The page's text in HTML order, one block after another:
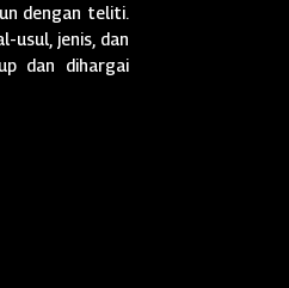
dengan teliti.
usul, jenis, dan
dan dihargai